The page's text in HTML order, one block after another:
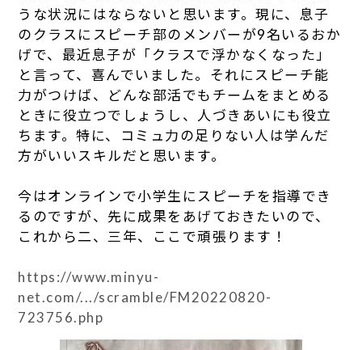
うな状況にはならないと思います。現に、息子
のクラスにスピーチ部のメンバーが9名いるおか
げで、最近息子が「クラスで浮かなくなった」
と言って、喜んでいました。それにスピーチ能
力がつけば、どんな部活でもチームをまとめる
ときに役立つでしょうし、人づきあいにも役立
ちます。特に、コミュ力の足りない人は学んだ
方がいいスキルだと思います。
今はオンラインで小学生にスピーチを指導でき
るのですが、先に成果をあげておきたいので、
これから二、三年、ここで頑張ります！
https://www.minyu-
net.com/.../scramble/FM20220820-
723756.php